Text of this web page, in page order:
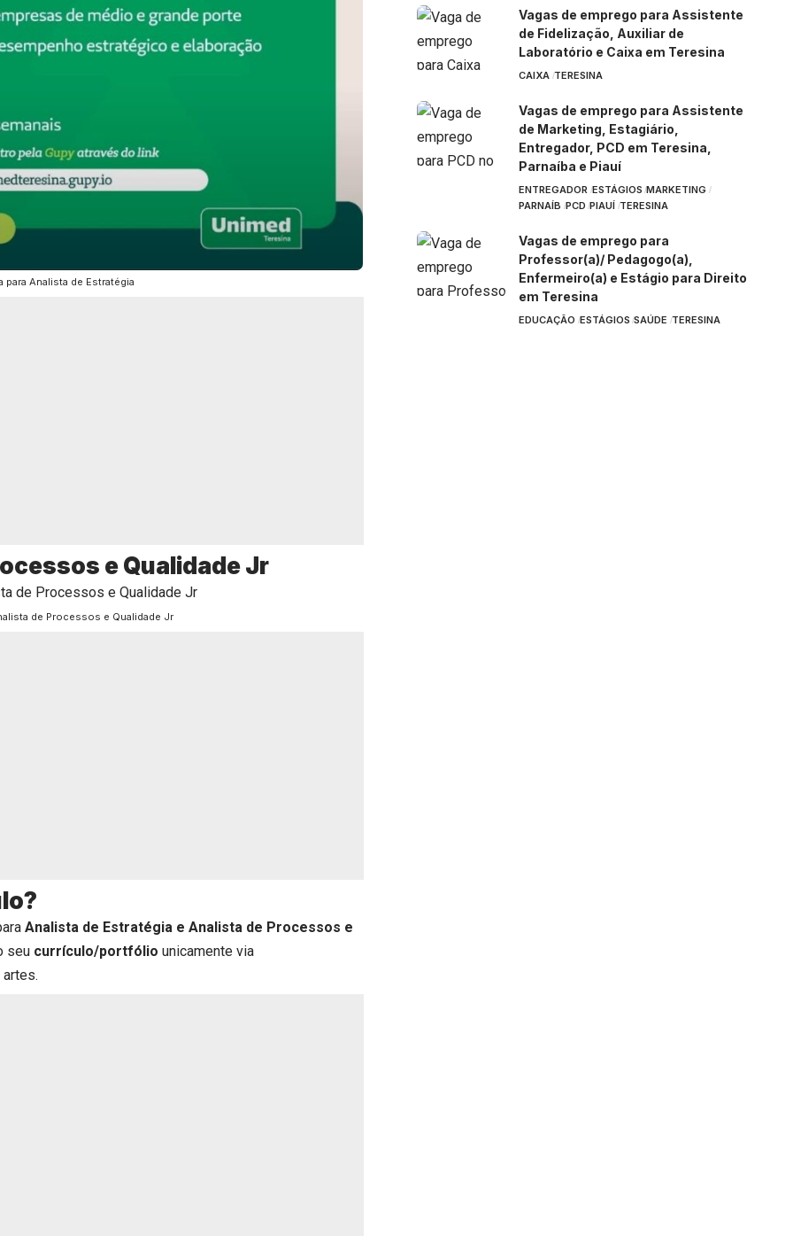
para Analista de Estratégia
e Qualidade Jr
de Processos e Qualidade Jr
Analista de Estratégia e Analista de Processos e
seu currículo/portfólio unicamente via
Vagas de emprego para Assistente
de Fidelização, Auxiliar de
Laboratório e Caixa em Teresina
CAIXA TERESINA
Vagas de emprego para Assistente
de Marketing, Estagiário,
Entregador, PCD em Teresina,
Parnaíba e Piauí
ENTREGADOR ESTÁGIOS MARKETING
PARNAÍB PCD PIAUÍ TERESINA
Vagas de emprego para
Professor(a)/ Pedagogo(a),
Enfermeiro(a) e Estágio para Direito
em Teresina
EDUCAÇÃO ESTÁGIOS SAÚDE TERESINA